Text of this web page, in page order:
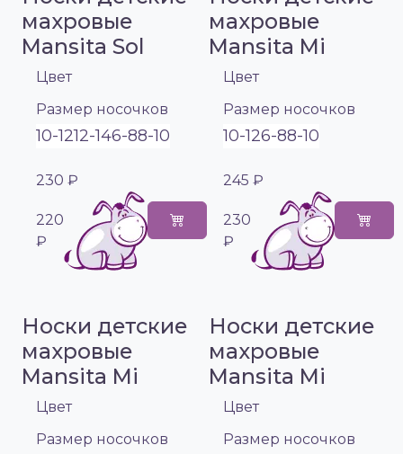
махровые
Mansita Sol
Цвет
Размер носочков
10-1212-146-88-10
230 ₽
220
₽
махровые
Mansita Mi
Цвет
Размер носочков
10-126-88-10
245 ₽
230
₽
Носки детские
махровые
Mansita Mi
Цвет
Размер носочков
Носки детские
махровые
Mansita Mi
Цвет
Размер носочков